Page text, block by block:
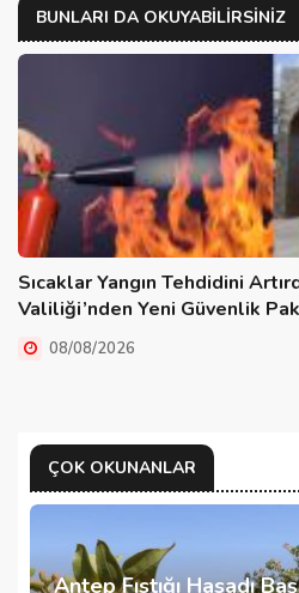
BUNLARI DA OKUYABILIRSINIZ
Sıcaklar Yangın Tehdidini
Valiliği’nden Yeni Güvenlik
08/08/2026
ÇOK OKUNANLAR
Antep Fıstığı Hasadı